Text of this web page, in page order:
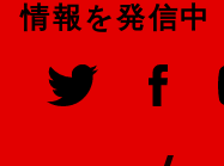
情報を発信中